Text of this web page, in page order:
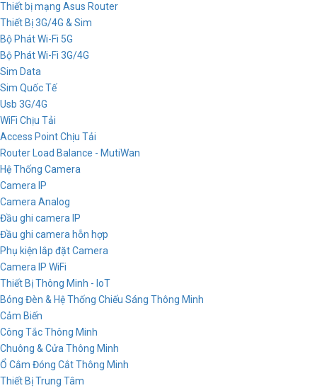
Thiết bị mạng Asus Router
Thiết Bị 3G/4G & Sim
Bộ Phát Wi-Fi 5G
Bộ Phát Wi-Fi 3G/4G
Sim Data
Sim Quốc Tế
Usb 3G/4G
WiFi Chịu Tải
Access Point Chịu Tải
Router Load Balance - MutiWan
Hệ Thống Camera
Camera IP
Camera Analog
Đầu ghi camera IP
Đầu ghi camera hỗn hợp
Phụ kiện lắp đặt Camera
Camera IP WiFi
Thiết Bị Thông Minh - IoT
Bóng Đèn & Hệ Thống Chiếu Sáng Thông Minh
Cảm Biến
Công Tắc Thông Minh
Chuông & Cửa Thông Minh
Ổ Cắm Đóng Cắt Thông Minh
Thiết Bị Trung Tâm